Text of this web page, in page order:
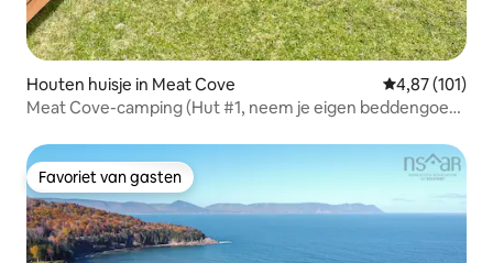
Houten huisje in Meat Cove Gemiddelde
4,87 (101)
Meat Cove-camping (Hut #1, neem je eigen beddengoed
Favoriet van gasten
Favoriet van gasten